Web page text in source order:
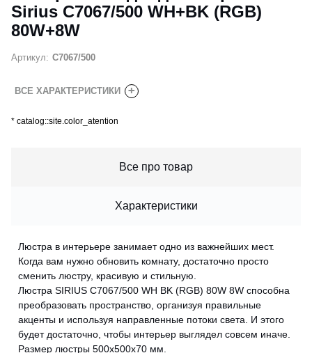
Sirius C7067/500 WH+BK (RGB)
80W+8W
Артикул: C7067/500
ВСЕ ХАРАКТЕРИСТИКИ +
* catalog::site.color_atention
Все про товар
Характеристики
Люстра в интерьере занимает одно из важнейших мест.
Когда вам нужно обновить комнату, достаточно просто
сменить люстру, красивую и стильную.
Люстра SIRIUS C7067/500 WH BK (RGB) 80W 8W способна
преобразовать пространство, организуя правильные
акценты и используя направленные потоки света. И этого
будет достаточно, чтобы интерьер выглядел совсем иначе.
Размер люстры 500х500х70 мм.